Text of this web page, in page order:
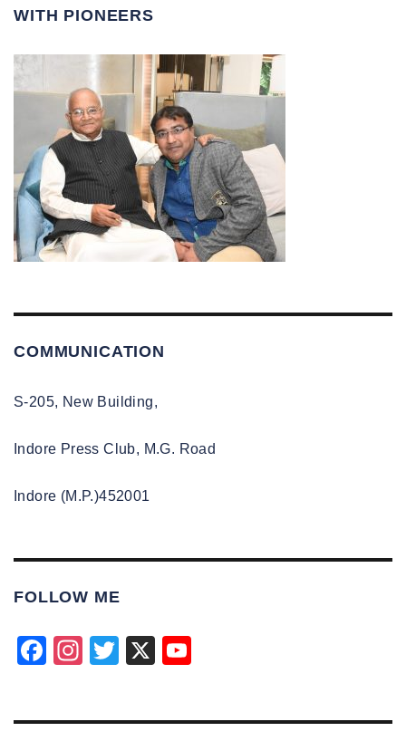
WITH PIONEERS
COMMUNICATION
S-205, New Building,
Indore Press Club, M.G. Road
Indore (M.P.)452001
FOLLOW ME
F
In
T
X